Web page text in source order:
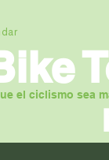
ke
el ciclismo sea